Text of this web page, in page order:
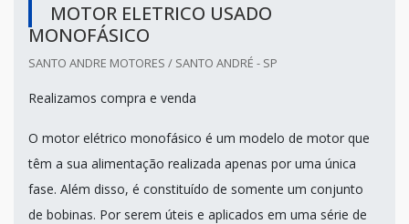
MOTOR ELETRICO USADO
MONOFÁSICO
SANTO ANDRE MOTORES / SANTO ANDRÉ - SP
Realizamos compra e venda
O motor elétrico monofásico é um modelo de motor que
têm a sua alimentação realizada apenas por uma única
fase. Além disso, é constituído de somente um conjunto
de bobinas. Por serem úteis e aplicados em uma série de